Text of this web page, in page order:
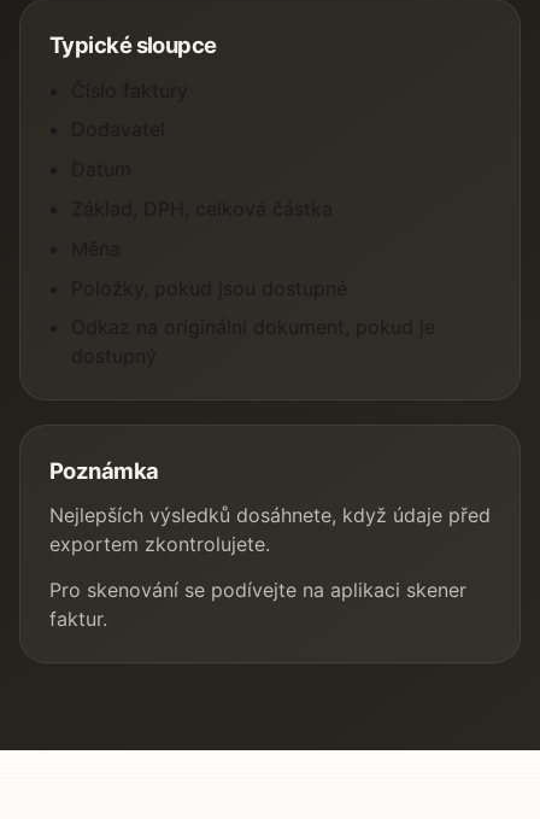
Typické sloupce
Poznámka
Nejlepších výsledků dosáhnete, když údaje před
exportem zkontrolujete.
Pro skenování se podívejte na aplikaci skener
faktur.